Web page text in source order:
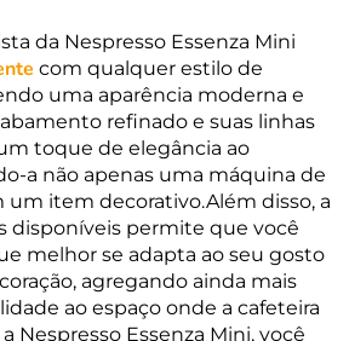
da Nespresso Essenza Mini
com qualquer estilo de
uma aparência moderna e
refinado e suas linhas
toque de elegância ao
a não apenas uma máquina de
um item decorativo.Além disso, a
disponíveis permite que você
melhor se adapta ao seu gosto
agregando ainda mais
ao espaço onde a cafeteira
Nespresso Essenza Mini, você